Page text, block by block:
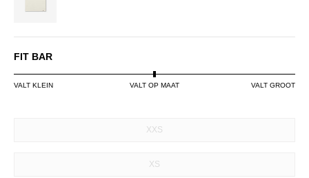
FIT BAR
VALT KLEIN VALT OP MAAT VALT GROOT
XXS
XS